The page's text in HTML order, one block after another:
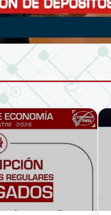
DE LA UMSA